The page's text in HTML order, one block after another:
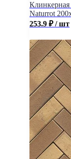
Клинкерная
Naturrot
253.9 ₽ / шт